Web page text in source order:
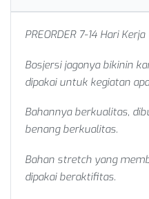
PREORDER 7-14 Hari Kerja
Bosjersi jagonya bikinin
dipakai untuk kegiatan
Bahannya berkualitas,
benang berkualitas.
Bahan stretch yang
dipakai beraktifitas.